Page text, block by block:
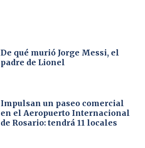
De qué murió Jorge Messi, el
padre de Lionel
Impulsan un paseo comercial
en el Aeropuerto Internacional
de Rosario: tendrá 11 locales